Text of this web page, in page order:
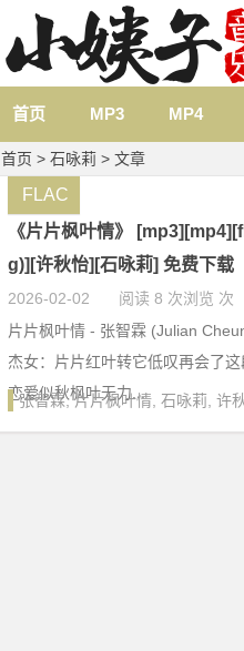
首页 MP3 MP4
首页 > 石咏莉 > 文章
《片片枫叶情》
g)][许秋怡][石咏莉] 免费下载
2026-02-02 阅读 8 次浏览 次
FLAC
片片枫叶情 - 张智霖 (Julian
杰女：片片红叶转它低叹再会了
恋爱似秋枫叶无力...
张智霖,片片枫叶情 石咏莉 许